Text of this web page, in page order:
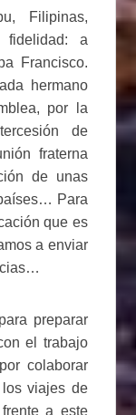
Filipinas,
fidelidad: a
Francisco.
hermano
por la
de
fraterna
de unas
Para
que es
a enviar
preparar
el trabajo
colaborar
viajes de
a este